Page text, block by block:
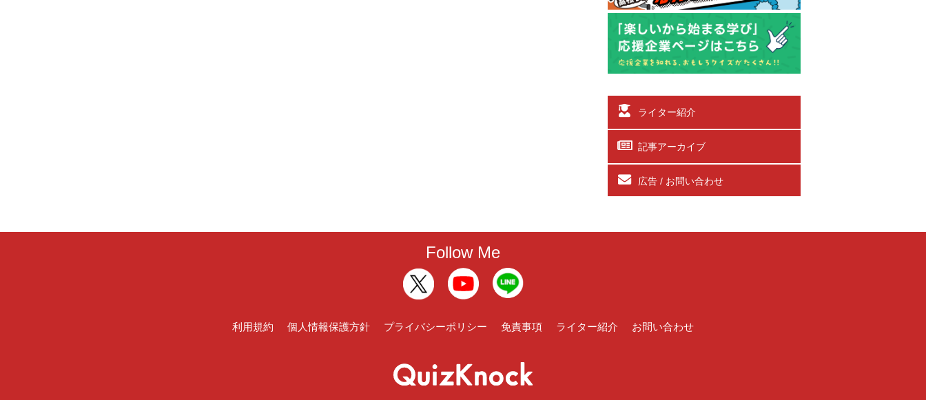
ライター紹介
記事アーカイブ
広告 / お問い合わせ
Follow Me
利用規約 個人情報保護方針 プライバシーポリシー 免責事項 ライター紹介 お問い合わせ